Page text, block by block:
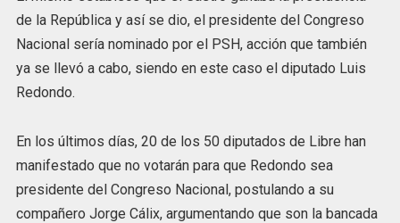
de la República y así se dio, el presidente del Congreso
Nacional sería nominado por el PSH, acción que también
ya se llevó a cabo, siendo en este caso el diputado Luis
Redondo.
En los últimos días, 20 de los 50 diputados de Libre han
manifestado que no votarán para que Redondo sea
presidente del Congreso Nacional, postulando a su
compañero Jorge Cálix, argumentando que son la bancada